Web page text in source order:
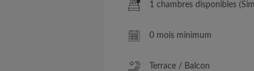
1 chambres disponibles
0 mois minimum
Terrace / Balcon